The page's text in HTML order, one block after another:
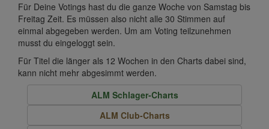
Für Deine Votings hast du die ganze Woche von Samstag bis
Freitag Zeit. Es müssen also nicht alle 30 Stimmen auf
einmal abgegeben werden. Um am Voting teilzunehmen
musst du eingeloggt sein.
Für Titel die länger als 12 Wochen in den Charts dabei sind,
kann nicht mehr abgesimmt werden.
ALM Schlager-Charts
ALM Club-Charts